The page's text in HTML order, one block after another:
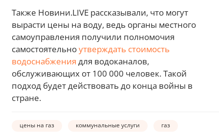
Также Новини.LIVE рассказывали, что могут
вырасти цены на воду, ведь органы местного
самоуправления получили полномочия
самостоятельноутверждать стоимость
водоснабжения для водоканалов,
обслуживающих от 100 000 человек. Такой
подход будет действовать до конца войны в
стране.
цены на газ коммунальные услуги газ